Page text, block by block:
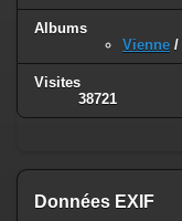
Albums
Vienne /
Visites
38721
Données EXIF